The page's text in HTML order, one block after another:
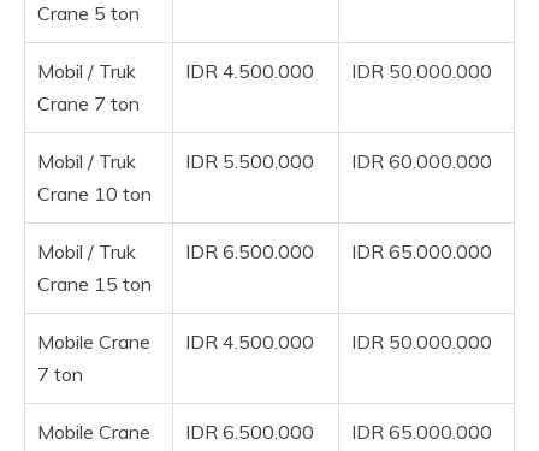
Crane 5 ton
Mobil / Truk
Crane 7 ton
IDR 4.500.000 IDR 50.000.000
Mobil / Truk
Crane 10 ton
IDR 5.500.000 IDR 60.000.000
Mobil / Truk
Crane 15 ton
IDR 6.500.000 IDR 65.000.000
Mobile Crane
7 ton
IDR 4.500.000 IDR 50.000.000
Mobile Crane
IDR 6.500.000 IDR 65.000.000